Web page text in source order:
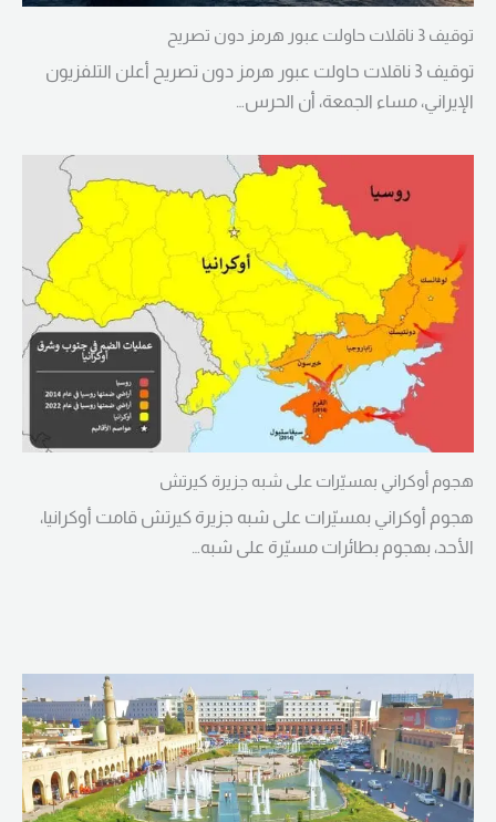
توقيف 3 ناقلات حاولت عبور هرمز دون تصريح
توقيف 3 ناقلات حاولت عبور هرمز دون تصريح أعلن التلفزيون
الإيراني، مساء الجمعة، أن الحرس…
هجوم أوكراني بمسيّرات على شبه جزيرة كيرتش
هجوم أوكراني بمسيّرات على شبه جزيرة كيرتش قامت أوكرانيا،
الأحد، بهجوم بطائرات مسيّرة على شبه…